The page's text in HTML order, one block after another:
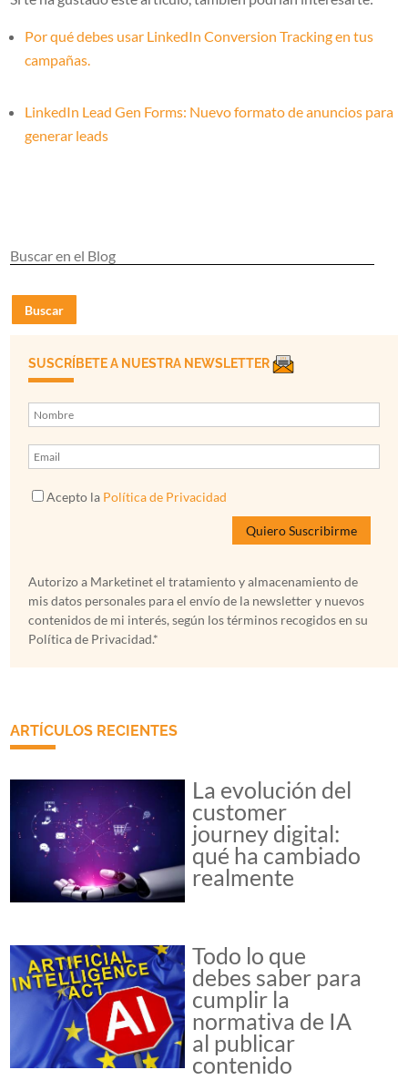
Por qué debes usar LinkedIn Conversion Tracking en tus
campañas.
LinkedIn Lead Gen Forms: Nuevo formato de anuncios para
generar leads
Buscar
SUSCRÍBETE A NUESTRA NEWSLETTER
Acepto la Política de Privacidad
Autorizo a Marketinet el tratamiento y almacenamiento de
mis datos personales para el envío de la newsletter y nuevos
contenidos de mi interés, según los términos recogidos en su
Política de Privacidad.*
ARTÍCULOS RECIENTES
La evolución del
customer
journey digital:
qué ha cambiado
realmente
Todo lo que
debes saber para
cumplir la
normativa de IA
al publicar
contenido